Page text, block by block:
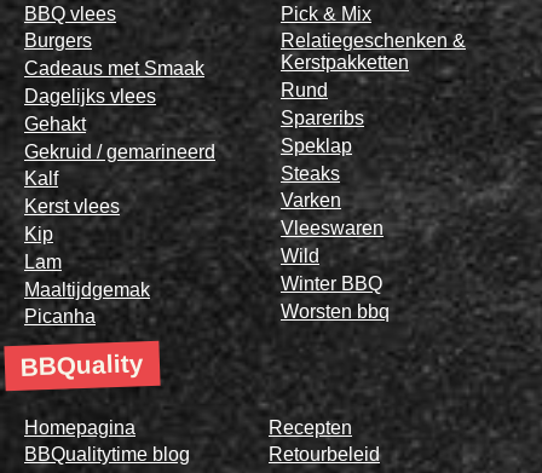
BBQ vlees
Burgers
Cadeaus met Smaak
Dagelijks vlees
Gehakt
Gekruid / gemarineerd
Kalf
Kerst vlees
Kip
Lam
Maaltijdgemak
Picanha
Pick & Mix
Relatiegeschenken &
Kerstpakketten
Rund
Spareribs
Speklap
Steaks
Varken
Vleeswaren
Wild
Winter BBQ
Worsten bbq
BBQuality
Homepagina
BBQualitytime blog
Recepten
Retourbeleid